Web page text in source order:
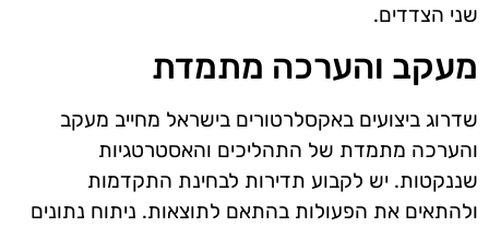
שני הצדדים.
מעקב והערכה מתמדת
שדרוג ביצועים באקסלרטורים בישראל מחייב מעקב
והערכה מתמדת של התהליכים והאסטרטגיות
שננקטות. יש לקבוע תדירות לבחינת התקדמות
ולהתאים את הפעולות בהתאם לתוצאות. ניתוח נתונים